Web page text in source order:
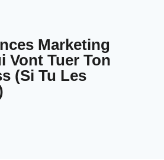
Marketing
Vont Tuer Ton
(Si Tu Les